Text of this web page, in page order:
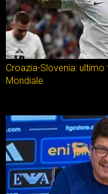
Croazia-Slovenia:
Mondiale